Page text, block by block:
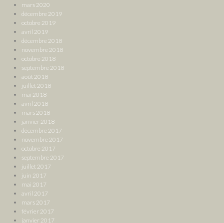
mars 2020
décembre 2019
octobre 2019
avril 2019
décembre 2018
novembre 2018
octobre 2018
septembre 2018
août 2018
juillet 2018
mai 2018
avril 2018
mars 2018
janvier 2018
décembre 2017
novembre 2017
octobre 2017
septembre 2017
juillet 2017
juin 2017
mai 2017
avril 2017
mars 2017
février 2017
janvier 2017